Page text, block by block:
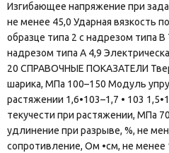
Изгибающее напряжение при
не менее 45,0 Ударная вязкость
образце типа 2 с надрезом типа В
надрезом типа А 4,9
20 СПРАВОЧНЫЕ ПОКАЗАТЕЛИ
шарика, МПа 100–150 Модуль
растяжении 1,6•103–1,7 • 103
текучести при растяжении, МПа
удлинение при разрыве, %, не
сопротивление, Ом •см, не менее